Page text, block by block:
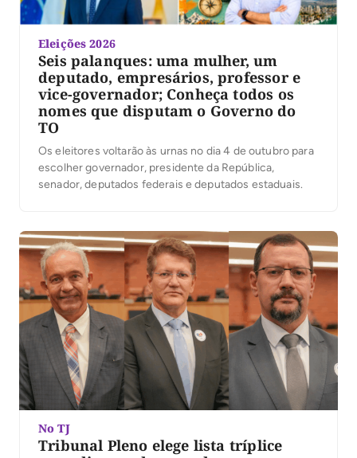
Eleições 2026
Seis palanques: uma mulher, um
deputado, empresários, professor e
vice-governador; Conheça todos os
nomes que disputam o Governo do
TO
Os eleitores voltarão às urnas no dia 4 de outubro para
escolher governador, presidente da República,
senador, deputados federais e deputados estaduais.
No TJ
Tribunal Pleno elege lista tríplice